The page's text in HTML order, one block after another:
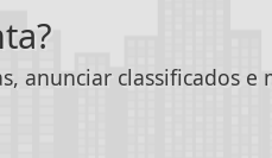
anunciar classificados e